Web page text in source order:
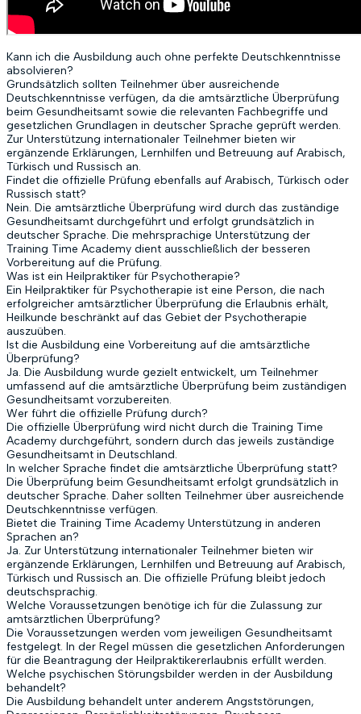
Kann ich die Ausbildung auch ohne perfekte Deutschkenntnisse
absolvieren?
Grundsätzlich sollten Teilnehmer über ausreichende
Deutschkenntnisse verfügen, da die amtsärztliche Überprüfung
beim Gesundheitsamt sowie die relevanten Fachbegriffe und
gesetzlichen Grundlagen in deutscher Sprache geprüft werden.
Zur Unterstützung internationaler Teilnehmer bieten wir
ergänzende Erklärungen, Lernhilfen und Betreuung auf Arabisch,
Türkisch und Russisch an.
Findet die offizielle Prüfung ebenfalls auf Arabisch, Türkisch oder
Russisch statt?
Nein. Die amtsärztliche Überprüfung wird durch das zuständige
Gesundheitsamt durchgeführt und erfolgt grundsätzlich in
deutscher Sprache. Die mehrsprachige Unterstützung der
Training Time Academy dient ausschließlich der besseren
Vorbereitung auf die Prüfung.
Was ist ein Heilpraktiker für Psychotherapie?
Ein Heilpraktiker für Psychotherapie ist eine Person, die nach
erfolgreicher amtsärztlicher Überprüfung die Erlaubnis erhält,
Heilkunde beschränkt auf das Gebiet der Psychotherapie
auszuüben.
Ist die Ausbildung eine Vorbereitung auf die amtsärztliche
Überprüfung?
Ja. Die Ausbildung wurde gezielt entwickelt, um Teilnehmer
umfassend auf die amtsärztliche Überprüfung beim zuständigen
Gesundheitsamt vorzubereiten.
Wer führt die offizielle Prüfung durch?
Die offizielle Überprüfung wird nicht durch die Training Time
Academy durchgeführt, sondern durch das jeweils zuständige
Gesundheitsamt in Deutschland.
In welcher Sprache findet die amtsärztliche Überprüfung statt?
Die Überprüfung beim Gesundheitsamt erfolgt grundsätzlich in
deutscher Sprache. Daher sollten Teilnehmer über ausreichende
Deutschkenntnisse verfügen.
Bietet die Training Time Academy Unterstützung in anderen
Sprachen an?
Ja. Zur Unterstützung internationaler Teilnehmer bieten wir
ergänzende Erklärungen, Lernhilfen und Betreuung auf Arabisch,
Türkisch und Russisch an. Die offizielle Prüfung bleibt jedoch
deutschsprachig.
Welche Voraussetzungen benötige ich für die Zulassung zur
amtsärztlichen Überprüfung?
Die Voraussetzungen werden vom jeweiligen Gesundheitsamt
festgelegt. In der Regel müssen die gesetzlichen Anforderungen
für die Beantragung der Heilpraktikererlaubnis erfüllt werden.
Welche psychischen Störungsbilder werden in der Ausbildung
behandelt?
Die Ausbildung behandelt unter anderem Angststörungen,